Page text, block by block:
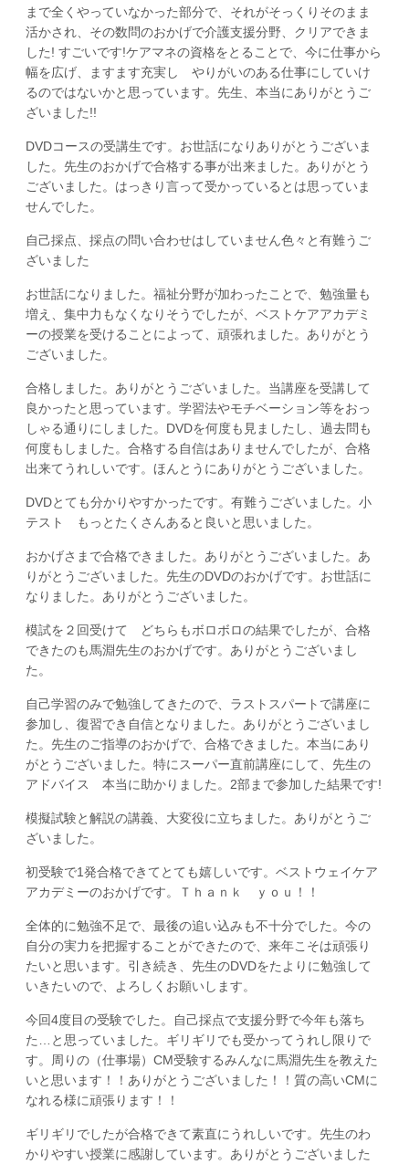
まで全くやっていなかった部分で、それがそっくりそのまま
活かされ、その数問のおかげで介護支援分野、クリアできま
した! すごいです!ケアマネの資格をとることで、今に仕事から
幅を広げ、ますます充実し やりがいのある仕事にしていけ
るのではないかと思っています。先生、本当にありがとうご
ざいました!!
DVDコースの受講生です。お世話になりありがとうございま
した。先生のおかげで合格する事が出来ました。ありがとう
ございました。はっきり言って受かっているとは思っていま
せんでした。
自己採点、採点の問い合わせはしていません色々と有難うご
ざいました
お世話になりました。福祉分野が加わったことで、勉強量も
増え、集中力もなくなりそうでしたが、ベストケアアカデミ
ーの授業を受けることによって、頑張れました。ありがとう
ございました。
合格しました。ありがとうございました。当講座を受講して
良かったと思っています。学習法やモチベーション等をおっ
しゃる通りにしました。DVDを何度も見ましたし、過去問も
何度もしました。合格する自信はありませんでしたが、合格
出来てうれしいです。ほんとうにありがとうございました。
DVDとても分かりやすかったです。有難うございました。小
テスト もっとたくさんあると良いと思いました。
おかげさまで合格できました。ありがとうございました。あ
りがとうございました。先生のDVDのおかげです。お世話に
なりました。ありがとうございました。
模試を２回受けて どちらもボロボロの結果でしたが、合格
できたのも馬淵先生のおかげです。ありがとうございまし
た。
自己学習のみで勉強してきたので、ラストスパートで講座に
参加し、復習でき自信となりました。ありがとうございまし
た。先生のご指導のおかげで、合格できました。本当にあり
がとうございました。特にスーパー直前講座にして、先生の
アドバイス 本当に助かりました。2部まで参加した結果です!
模擬試験と解説の講義、大変役に立ちました。ありがとうご
ざいました。
初受験で1発合格できてとても嬉しいです。ベストウェイケア
アカデミーのおかげです。Ｔｈａｎｋ ｙｏｕ！！
全体的に勉強不足で、最後の追い込みも不十分でした。今の
自分の実力を把握することができたので、来年こそは頑張り
たいと思います。引き続き、先生のDVDをたよりに勉強して
いきたいので、よろしくお願いします。
今回4度目の受験でした。自己採点で支援分野で今年も落ち
た…と思っていました。ギリギリでも受かってうれし限りで
す。周りの（仕事場）CM受験するみんなに馬淵先生を教えた
いと思います！！ありがとうございました！！質の高いCMに
なれる様に頑張ります！！
ギリギリでしたが合格できて素直にうれしいです。先生のわ
かりやすい授業に感謝しています。ありがとうございました